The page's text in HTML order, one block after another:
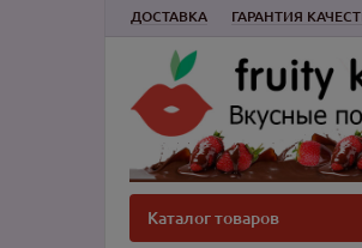
ДОСТАВКА ГАРАНТИЯ
Каталог товаров